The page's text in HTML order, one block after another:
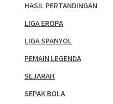
HASIL PERTANDINGAN
LIGA EROPA
LIGA SPANYOL
PEMAIN LEGENDA
SEJARAH
SEPAK BOLA